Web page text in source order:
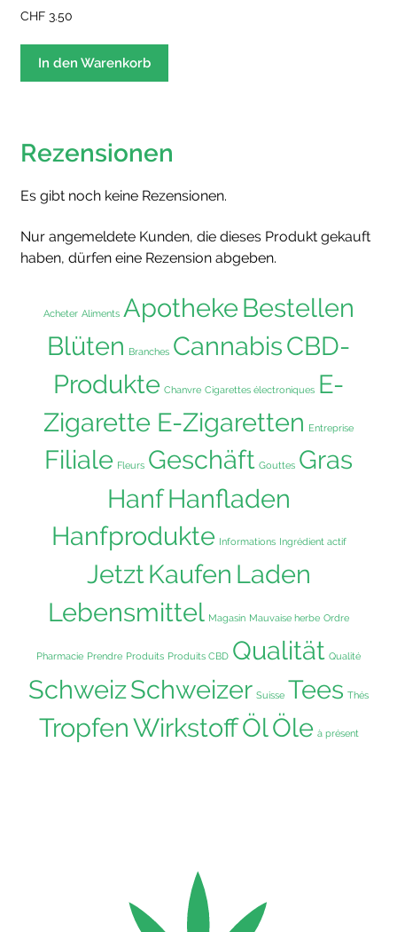
CHF 3.50
In den Warenkorb
Rezensionen
Es gibt noch keine Rezensionen.
Nur angemeldete Kunden, die dieses Produkt gekauft
haben, dürfen eine Rezension abgeben.
Acheter Aliments ApothekeBestellen
Blüten Branches CannabisCBD-
Produkte Chanvre Cigarettes électroniques E-
Zigarette E-Zigaretten Entreprise
Filiale Fleurs Geschäft Gouttes Gras
HanfHanfladen
Hanfprodukte Informations Ingrédient actif
JetztKaufen Laden
Lebensmittel Magasin Mauvaise herbe Ordre
Pharmacie Prendre Produits Produits CBD Qualität Qualité
SchweizSchweizer Suisse Tees Thés
TropfenWirkstoffÖlÖle à présent